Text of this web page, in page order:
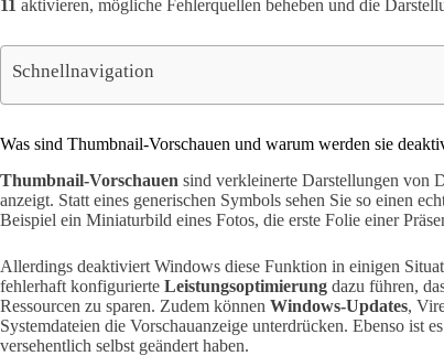
11 aktivieren, mögliche Fehlerquellen beheben und die
Schnellnavigation
Was sind Thumbnail-Vorschauen und warum werden sie
Thumbnail-Vorschauen sind verkleinerte Darstellungen von
anzeigt. Statt eines generischen Symbols sehen Sie so einen
Beispiel ein Miniaturbild eines Fotos, die erste Folie einer
Allerdings deaktiviert Windows diese Funktion in einigen
fehlerhaft konfigurierte Leistungsoptimierung dazu führen,
Ressourcen zu sparen. Zudem können Windows-Updates,
Systemdateien die Vorschauanzeige unterdrücken. Ebenso ist
versehentlich selbst geändert haben.